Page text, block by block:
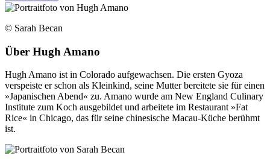
© Sarah Becan
Über Hugh Amano
Hugh Amano ist in Colorado aufgewachsen. Die ersten Gyoza
verspeiste er schon als Kleinkind, seine Mutter bereitete sie für einen
»Japanischen Abend« zu. Amano wurde am New England Culinary
Institute zum Koch ausgebildet und arbeitete im Restaurant »Fat
Rice« in Chicago, das für seine chinesische Macau-Küche berühmt
ist.